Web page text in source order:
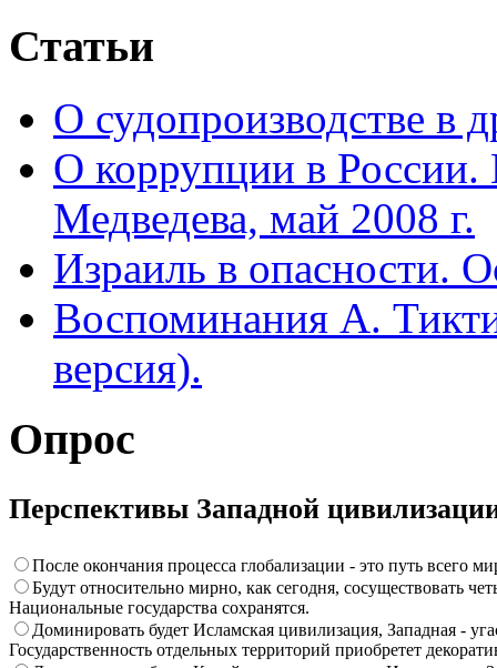
Статьи
О судопроизводстве в
О коррупции в
Медведева, май 2008 г.
Израиль в опасности.
Воспоминания А.
версия).
Опрос
Перспективы Западной
После окончания процесса глобализации - это путь всего
Будут относительно мирно, как сегодня, сосуществовать
Национальные государства сохранятся.
Доминировать будет Исламская цивилизация, Западная -
Государственность отдельных территорий приобретет